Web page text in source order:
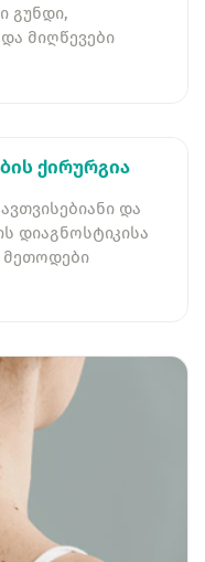
გუნდი,
მიღწევები
ქირურგია
და
დიაგნოსტიკისა
მეთოდები